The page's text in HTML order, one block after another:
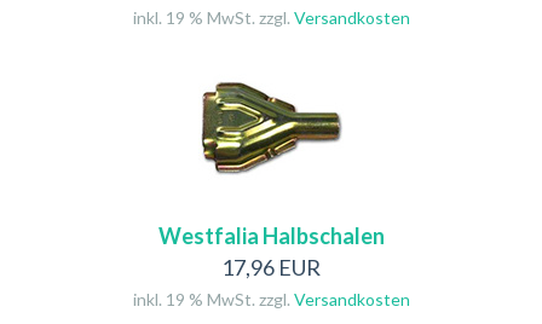
inkl. 19 % MwSt. zzgl. Versandkosten
Westfalia Halbschalen
17,96 EUR
inkl. 19 % MwSt. zzgl. Versandkosten